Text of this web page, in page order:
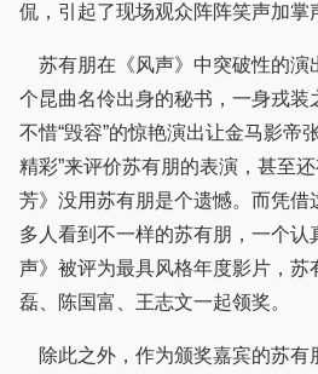
侃，引起了现场观众阵阵笑声加掌
苏有朋在《风声》中突破性的演
个昆曲名伶出身的秘书，一身戎装
不惜“毁容”的惊艳演出让金马影帝
精彩”来评价苏有朋的表演，甚至
芳》没用苏有朋是个遗憾。而凭借
多人看到不一样的苏有朋，一个
声》被评为最具风格年度影片，苏
磊、陈国富、王志文一起领奖。
除此之外，作为颁奖嘉宾的苏有